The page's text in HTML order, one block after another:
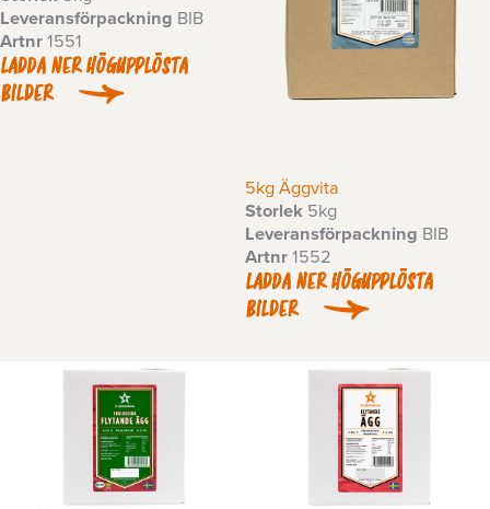
Leveransförpackning BIB
Artnr1551
LADDA NER HÖGUPPLÖSTA
BILDER
5kg Äggvita
Storlek 5kg
Leveransförpackning BIB
Artnr1552
LADDA NER HÖGUPPLÖSTA
BILDER